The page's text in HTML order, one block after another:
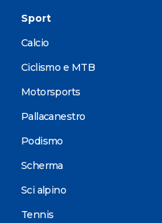
Sport
Calcio
Ciclismo e MTB
Motorsports
Pallacanestro
Podismo
Scherma
Sci alpino
Tennis